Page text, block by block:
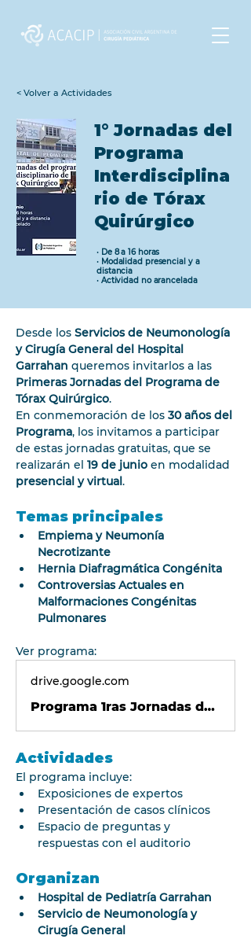
< Volver a Actividades
1° Jornadas del
Programa
Interdisciplina
rio de Tórax
Quirúrgico
• De 8 a 16 horas
• Modalidad presencial y a
distancia
• Actividad no arancelada
Desde los Servicios de Neumonología
y Cirugía General del Hospital
Garrahan queremos invitarlos a las
Primeras Jornadas del Programa de
Tórax Quirúrgico.
En conmemoración de los 30 años del
Programa, los invitamos a participar
de estas jornadas gratuitas, que se
realizarán el 19 de junio en modalidad
presencial y virtual.
Temas principales
Empiema y Neumonía
Necrotizante
Hernia Diafragmática Congénita
Controversias Actuales en
Malformaciones Congénitas
Pulmonares
Ver programa:
drive.google.com
Programa 1ras Jornadas de Tórax Quirúrgico (1).pdf
Actividades
El programa incluye:
Exposiciones de expertos
Presentación de casos clínicos
Espacio de preguntas y
respuestas con el auditorio
Organizan
Hospital de Pediatría Garrahan
Servicio de Neumonología y
Cirugía General